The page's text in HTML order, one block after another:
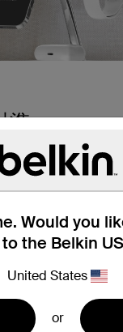
Would you
the Belkin
United States
or
準
都能提供無縫對準
止最簡單的充電方
、iPhone 14、
電速度更快
、iPhone 14、
以最快的速度充電